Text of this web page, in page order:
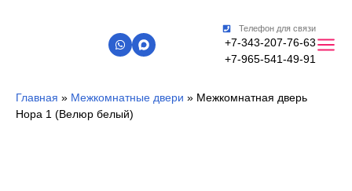
Телефон для связи
+7-343-207-76-63
+7-965-541-49-91
Главная » Межкомнатные двери » Межкомнатная дверь
Нора 1 (Велюр белый)